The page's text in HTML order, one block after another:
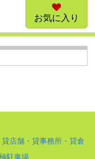
お気に入り
貸店舗・貸事務所・貸倉
駐車場